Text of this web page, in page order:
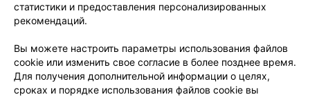
Пользовательское соглашение
Способы оплаты
Написать руководителю 103.by
Написать в поддержку
Персональные настройки cookie
статистики и предоставления персонализированных
рекомендаций.
Вы можете настроить параметры использования файлов
cookie или изменить свое согласие в более позднее время.
Для получения дополнительной информации о целях,
сроках и порядке использования файлов cookie вы